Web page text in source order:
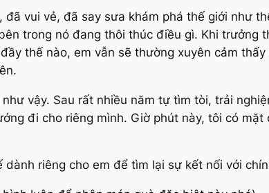
vui vẻ, đã say sưa khám phá thế giới như
trong nó đang thôi thúc điều gì. Khi trưởng
thế nào, em vẫn sẽ thường xuyên cảm
vậy. Sau rất nhiều năm tự tìm tòi, trải
đi cho riêng mình. Giờ phút này, tôi có
dành riêng cho em để tìm lại sự kết nối với